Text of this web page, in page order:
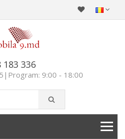
183 336
9:00 - 18:00